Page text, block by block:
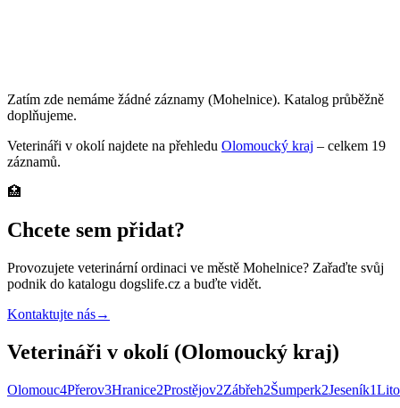
Zatím zde nemáme žádné záznamy (Mohelnice). Katalog průběžně
doplňujeme.
Veterináři v okolí najdete na přehledu Olomoucký kraj – celkem 19
záznamů.
🏥
Chcete sem přidat?
Provozujete veterinární ordinaci ve městě Mohelnice? Zařaďte svůj
podnik do katalogu dogslife.cz a buďte vidět.
Kontaktujte nás→
Veterináři v okolí (Olomoucký kraj)
Olomouc4Přerov3Hranice2Prostějov2Zábřeh2Šumperk2Jeseník1